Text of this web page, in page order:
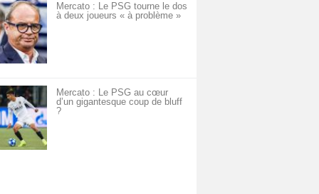
Mercato : Le PSG tourne le dos
à deux joueurs « à problème »
Mercato : Le PSG au cœur
d’un gigantesque coup de bluff
?